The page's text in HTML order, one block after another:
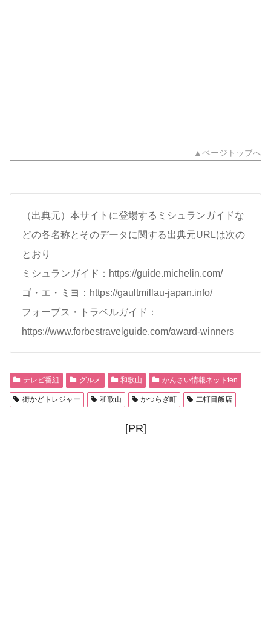
▲ページトップへ
（出典元）本サイトに登場するミシュランガイドな
どの各名称とそのデータに関する出典元URLは次の
とおり
ミシュランガイド：https://guide.michelin.com/
ゴ・エ・ミヨ：https://gaultmillau-japan.info/
フォーブス・トラベルガイド：
https://www.forbestravelguide.com/award-winners
テレビ番組 グルメ 和歌山 かんさい情報ネットten
街かどトレジャー 和歌山 かつらぎ町 二軒目飯店
[PR]